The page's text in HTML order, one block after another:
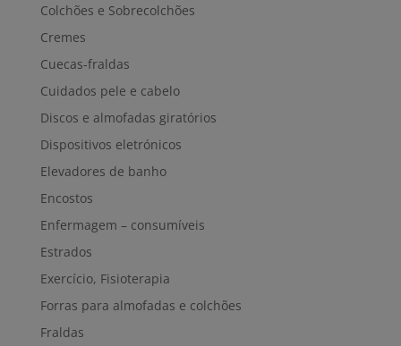
Colchões e Sobrecolchões
Cremes
Cuecas-fraldas
Cuidados pele e cabelo
Discos e almofadas giratórios
Dispositivos eletrónicos
Elevadores de banho
Encostos
Enfermagem – consumíveis
Estrados
Exercício, Fisioterapia
Forras para almofadas e colchões
Fraldas